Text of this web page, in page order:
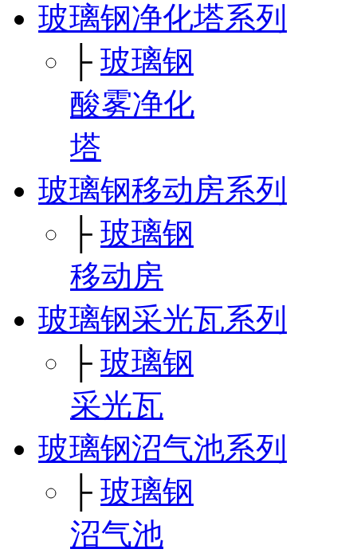
玻璃钢净化塔系列
├ 玻璃钢
酸雾净化
塔
玻璃钢移动房系列
├ 玻璃钢
移动房
玻璃钢采光瓦系列
├ 玻璃钢
采光瓦
玻璃钢沼气池系列
├ 玻璃钢
沼气池